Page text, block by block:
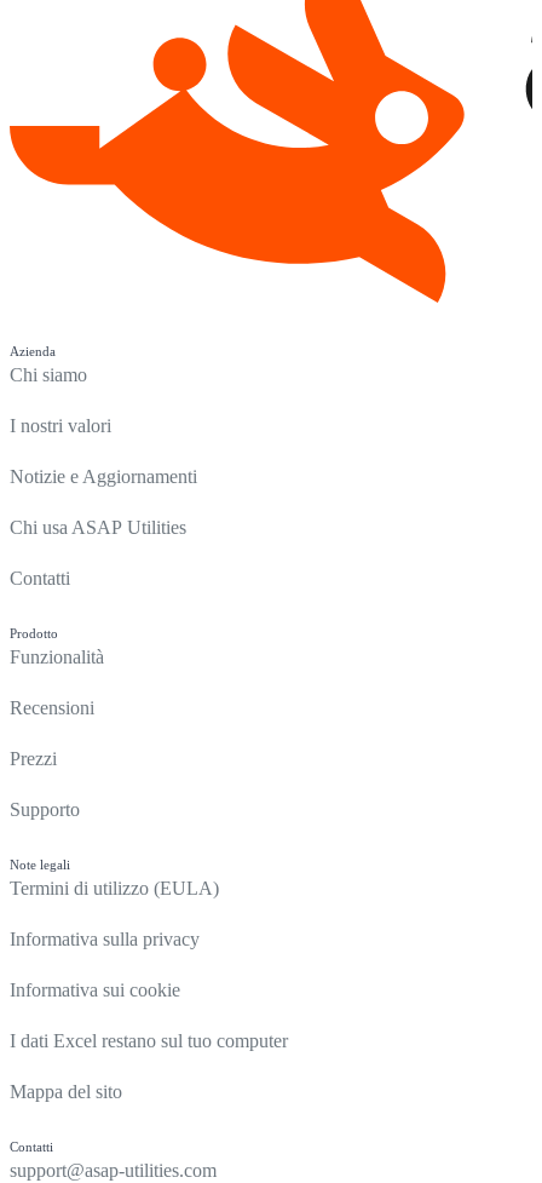
Azienda
Chi siamo
I nostri valori
Notizie e Aggiornamenti
Chi usa ASAP Utilities
Contatti
Prodotto
Funzionalità
Recensioni
Prezzi
Supporto
Note legali
Termini di utilizzo (EULA)
Informativa sulla privacy
Informativa sui cookie
I dati Excel restano sul tuo computer
Mappa del sito
Contatti
support@asap-utilities.com